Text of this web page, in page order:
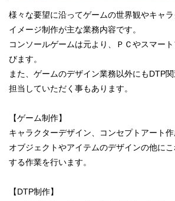
様々な要望に沿ってゲームの世界観やキャ
イメージ制作が主な業務内容です。
コンソールゲームは元より、ＰＣやスマー
びます。
また、ゲームのデザイン業務以外にもDTP
担当していただく事もあります。
【ゲーム制作】
キャラクターデザイン、コンセプトアート作
オブジェクトやアイテムのデザインの他に
する作業を行います。
【DTP制作】